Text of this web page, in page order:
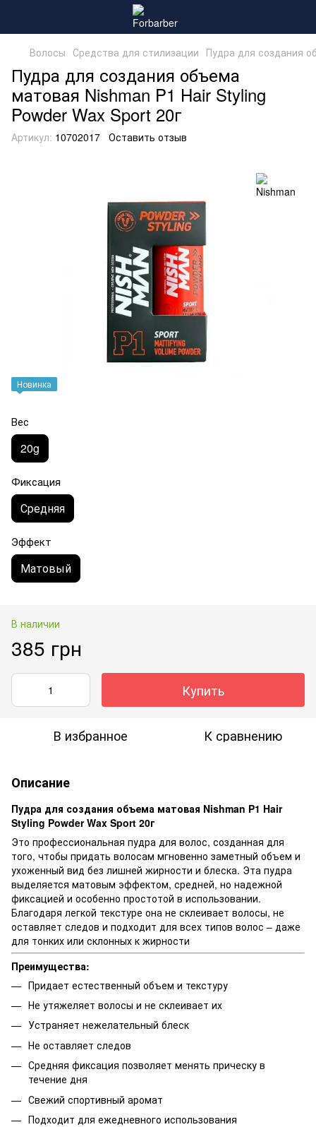
Волосы Средства для стилизации Пудра для создания
Пудра для создания объема
матовая Nishman P1 Hair Styling
Powder Wax Sport 20г
Артикул: 10702017 Оставить отзыв
Новинка
Вес
20g
Фиксация
Средняя
Эффект
Матовый
В наличии
385 грн
Купить
В избранное К сравнению
Описание
Пудра для создания объема матовая Nishman P1 Hair
Styling Powder Wax Sport 20г
Это профессиональная пудра для волос, созданная для
того, чтобы придать волосам мгновенно заметный объем и
ухоженный вид без лишней жирности и блеска. Эта пудра
выделяется матовым эффектом, средней, но надежной
фиксацией и особенно простотой в использовании.
Благодаря легкой текстуре она не склеивает волосы, не
оставляет следов и подходит для всех типов волос – даже
для тонких или склонных к жирности
Преимущества:
Придает естественный объем и текстуру
Не утяжеляет волосы и не склеивает их
Устраняет нежелательный блеск
Не оставляет следов
Средняя фиксация позволяет менять прическу в
течение дня
Свежий спортивный аромат
Подходит для ежедневного использования